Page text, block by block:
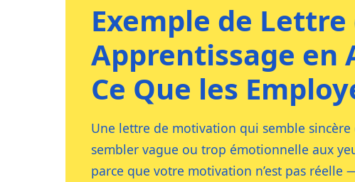
Exemple de
Apprentissage en
Ce Que les
Une lettre de motivation qui semble
sembler vague ou trop émotionnelle aux
parce que votre motivation n’est pas